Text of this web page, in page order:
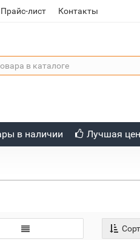
Прайс-лист Контакты
в наличии Лучшая